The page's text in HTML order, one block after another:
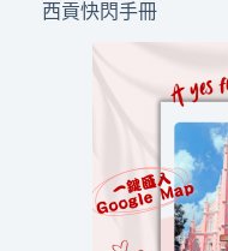
西貢快閃手冊